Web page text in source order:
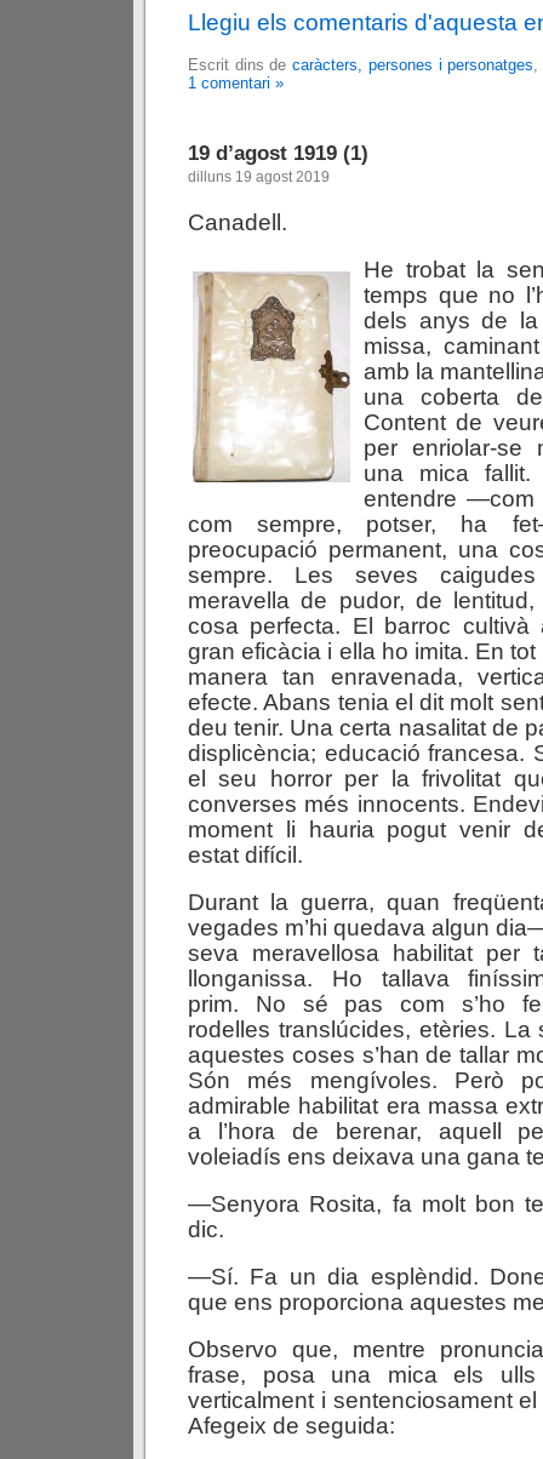
Llegiu els comentaris d'aquesta
Escrit dins decaràcters, persones i personatges,
1 comentari »
19 d’agost 1919 (1)
dilluns 19 agost 2019
Canadell.
He trobat la
temps que no
dels anys de
missa,
amb la
una coberta
Content de
per enriolar-se
una mica
entendre —com
com sempre, potser, ha
preocupació permanent, una
sempre. Les seves
meravella de pudor, de
cosa perfecta. El barroc cultivà
gran eficàcia i ella ho imita. En tot
manera tan enravenada,
efecte. Abans tenia el dit molt
deu tenir. Una certa nasalitat de
displicència; educació francesa.
el seu horror per la frivolitat
converses més innocents.
moment li hauria pogut venir
estat difícil.
Durant la guerra, quan
vegades m’hi quedava algun
seva meravellosa habilitat per
llonganissa. Ho tallava
prim. No sé pas com s’ho
rodelles translúcides, etèries.
aquestes coses s’han de tallar
Són més mengívoles. Però
admirable habilitat era massa
a l’hora de berenar, aquell
voleiadís ens deixava una gana
—Senyora Rosita, fa molt bon
dic.
—Sí. Fa un dia esplèndid.
que ens proporciona aquestes
Observo que, mentre
frase, posa una mica els
verticalment i sentenciosament
Afegeix de seguida: